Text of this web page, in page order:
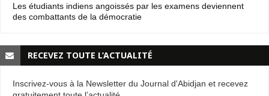
Les étudiants indiens angoissés par les examens deviennent
des combattants de la démocratie
RECEVEZ TOUTE L’ACTUALITÉ
Inscrivez-vous à la Newsletter du Journal d'Abidjan et recevez